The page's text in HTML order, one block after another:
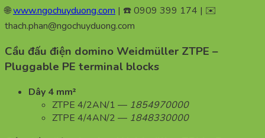
🌐www.ngochuyduong.com | ☎️ 0909 399 174 | ✉️
thach.phan@ngochuyduong.com
Cầu đấu điện domino Weidmüller ZTPE –
Pluggable PE terminal blocks
Dây 4 mm²
ZTPE 4/2AN/1 — 1854970000
ZTPE 4/4AN/2 — 1848330000